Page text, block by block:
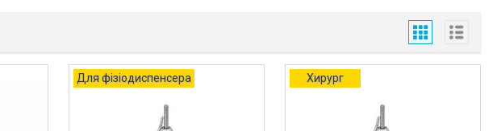
Для фізіодиспенсера Хирург